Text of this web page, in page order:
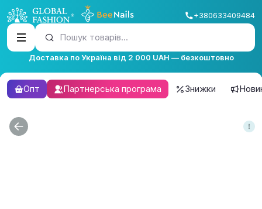
+380633409484
Пошук товарів...
Доставка по Україна від 2 000 UAH — безкоштовно
Опт Партнерська програма Знижки